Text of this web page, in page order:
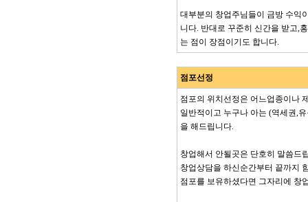
대부분의 창업주님들이 금방 수익
니다. 반대로 꾸준히 신간을 받고,
는 점이 장점이기도 합니다.
점포선정
점포의 위치선정은 어느업종이나
일반적이고 누구나 아는 (역세권,
을 해드립니다.
창업해서 안될곳은 단호히 말씀드
창업상담을 하신순간부터 끝까지
점포를 보유하셨다면 그자리에 창